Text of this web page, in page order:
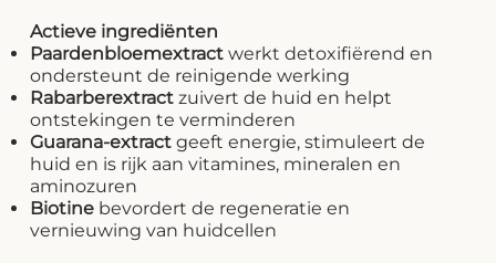
Actieve ingrediënten
Paardenbloemextract werkt detoxifiërend en
ondersteunt de reinigende werking
Rabarberextract zuivert de huid en helpt
ontstekingen te verminderen
Guarana-extract geeft energie, stimuleert de
huid en is rijk aan vitamines, mineralen en
aminozuren
Biotine bevordert de regeneratie en
vernieuwing van huidcellen